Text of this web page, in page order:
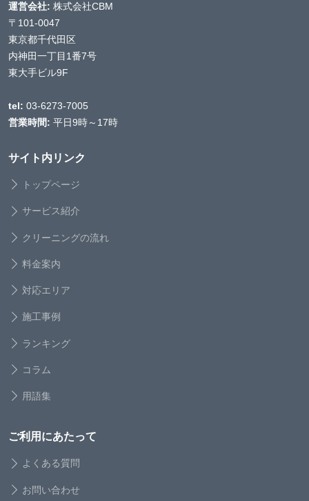
運営会社: 株式会社CBM
〒101-0047
東京都千代田区
内神田一丁目1番7号
東大手ビル9F
tel: 03-6273-7005
営業時間: 平日9時～17時
サイト内リンク
トップページ
サービス紹介
クリーニングの流れ
料金案内
対応エリア
施工事例
ランキング
コラム
用語集
ご利用にあたって
よくある質問
お問い合わせ